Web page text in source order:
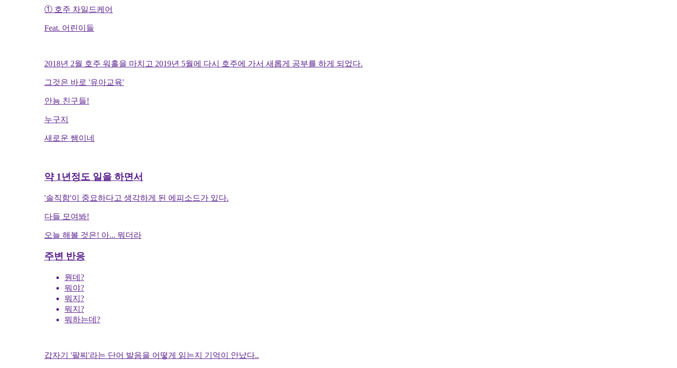
① 호주 차일드케어
Feat. 어린이들
2018년 2월 호주 워홀을 마치고 2019년 5월에 다시 호주에 가서 새롭게 공부를 하게 되었다.
그것은 바로 '유아교육'
안뇽 친구들!
누구지
새로운 쌤이네
약 1년정도 일을 하면서
'솔직함'이 중요하다고 생각하게 된 에피소드가 있다.
다들 모여봐!
오늘 해볼 것은! 아... 뭐더라
주변 반응
뭔데?
뭐야?
뭐지?
뭐지?
뭐하는데?
갑자기 '팔찌'라는 단어 발음을 어떻게 읽는지 기억이 안났다..